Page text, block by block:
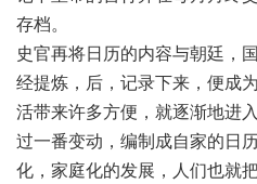
存档。
史官再将日历的内容与朝廷，
经提炼，后，记录下来，便成
活带来许多方便，就逐渐地进
过一番变动，编制成自家的日
化，家庭化的发展，人们也就